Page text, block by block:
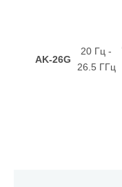
AK-26G
20 Гц -
26.5 ГГц